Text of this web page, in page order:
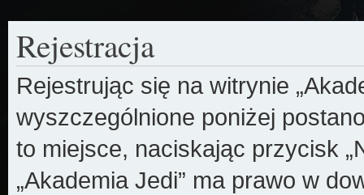
Rejestracja
Rejestrując się na witrynie
wyszczególnione poniżej
to miejsce, naciskając przycisk
„Akademia Jedi” ma prawo w